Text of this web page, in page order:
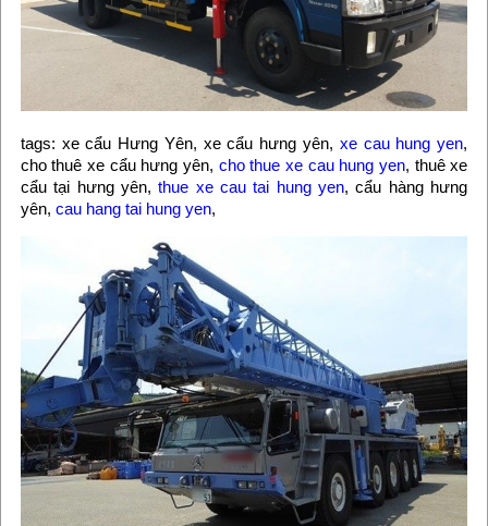
tags: xe cẩu Hưng Yên, xe cẩu hưng yên, xe cau hung yen,
cho thuê xe cẩu hưng yên, cho thue xe cau hung yen, thuê xe
cẩu tại hưng yên,thue xe cau tai hung yen, cẩu hàng hưng
yên, cau hang tai hung yen,